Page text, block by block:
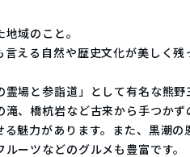
域のこと。
える自然や歴史文化が美しく残
場と参詣道」として有名な熊野
、橋杭岩など古来から手つかず
魅力があります。また、黒潮の
ーツなどのグルメも豊富です。